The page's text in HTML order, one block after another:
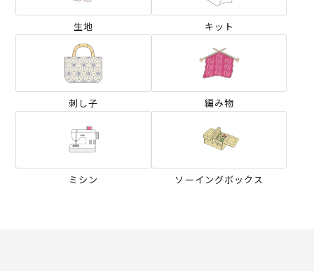
生地 キット
刺し子 編み物
ミシン ソーイングボックス